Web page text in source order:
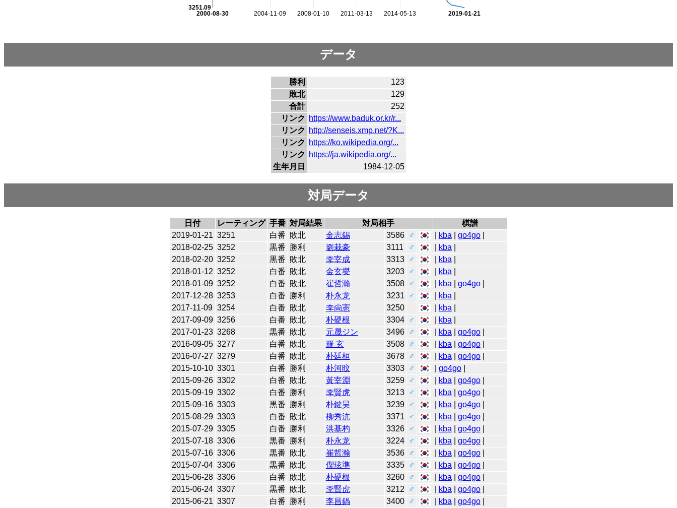
2004-11-09 2008-01-10 2011-03-13 2014-05-13
2000-08-30 2019-01-21
3251.09
データ
勝利
123
敗北
129
合計
252
リンク
https://www.baduk.or.kr/r...
リンク
http://senseis.xmp.net/?K...
リンク
https://ko.wikipedia.org/...
リンク
https://ja.wikipedia.org/...
生年月日
1984-12-05
対局データ
日付 レーティング 手番 対局結果 対局相手
棋譜
2019-01-21 3251 白番 敗北 金志錫 3586 ♂ kba go4go|
2018-02-25 3252 黒番 勝利 劉栽豪 3111 ♂ kba
2018-02-20 3252 黒番 敗北 李宰成 3313 ♂ kba
2018-01-12 3252 白番 敗北 金玄燮 3203 ♂ kba
2018-01-09 3252 白番 敗北 崔哲瀚 3508 ♂ kba go4go|
2017-12-28 3253 白番 勝利 朴永龙 3231 ♂ kba
2017-11-09 3254 白番 敗北 李尙憲 3250 kba
2017-09-09 3256 白番 敗北 朴硬根 3304 ♂ kba
2017-01-23 3268 黒番 敗北 元晟ジン 3496 ♂ kba go4go|
2016-09-05 3277 白番 敗北 羅 玄 3508 ♂ kba go4go|
2016-07-27 3279 白番 敗北 朴廷桓 3678 ♂ kba go4go|
2015-10-10 3301 白番 勝利 朴河旼 3303 ♂ go4go|
2015-09-26 3302 白番 敗北 黃宰淵 3259 ♂ kba go4go|
2015-09-19 3302 白番 勝利 李賢虎 3213 ♂ kba go4go|
2015-09-16 3303 黒番 勝利 朴鍵昊 3239 ♂ kba go4go|
2015-08-29 3303 白番 敗北 柳秀沆 3371 ♂ kba go4go|
2015-07-29 3305 白番 勝利 洪基杓 3326 ♂ kba go4go|
2015-07-18 3306 黒番 勝利 朴永龙 3224 ♂ kba go4go|
2015-07-16 3306 黒番 敗北 崔哲瀚 3536 ♂ kba go4go|
2015-07-04 3306 黒番 敗北 偰玹準 3335 ♂ kba go4go|
2015-06-28 3306 白番 敗北 朴硬根 3260 ♂ kba go4go|
2015-06-24 3307 黒番 敗北 李賢虎 3212 ♂ kba go4go|
2015-06-21 3307 白番 勝利 李昌鍋 3400 ♂ kba go4go|